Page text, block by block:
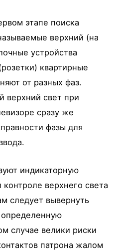
этапе поиска
верхний (на
устройства
квартирные
от разных фаз.
верхний свет при
сразу же
фазы для
индикаторную
верхнего света
следует вывернуть
случае велики риски
патрона жалом